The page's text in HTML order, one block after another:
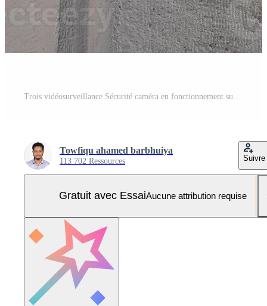
Towfiqu ahamed barbhuiya
113 702 Ressources Suivre
Gratuit avec EssaiAucune attribution requise